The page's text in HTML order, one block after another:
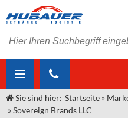
ÜBER UNS
Sie sind hier: Startseite »
»Sovereign Brands LLC